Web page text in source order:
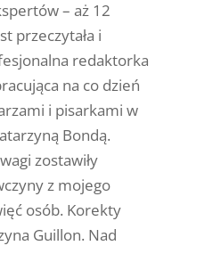
– aż 12
przeczytała i
redaktorka
na co dzień
i pisarkami w
Bondą.
zostawiły
z mojego
osób. Korekty
Guillon. Nad